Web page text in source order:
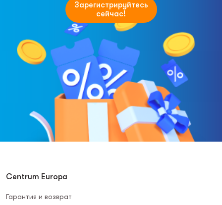
Зарегистрируйтесь
сейчас!
Centrum Europa
Гарантия и возврат